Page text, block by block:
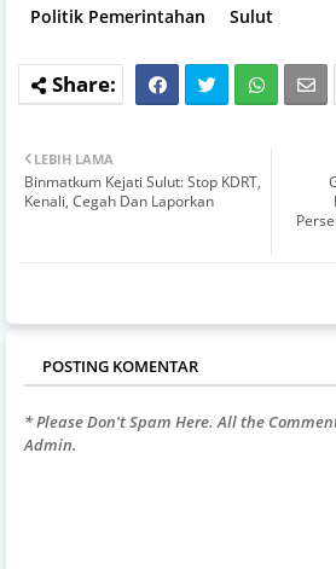
Politik Pemerintahan
Sulut
LEBIH LAMA
Binmatkum Kejati Sulut: Stop KDRT,
Kenali, Cegah Dan Laporkan
POSTING KOMENTAR
* Please Don't Spam Here. All the
Admin.